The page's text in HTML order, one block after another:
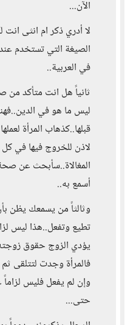
الآن...
لا أدري ذكر ام انثى
الصيغة التي تستخدم
في العربية..
ثانياً هل انت متأكد
ليس ما هو في
قبلها..كذهاب المرأة
لاذن للخروج فيها في
المغالاة..سأبحث عن
أسمع به..
وثالثاً من يسمعك يظن
تطيع وتفعل..هذا ليس
يؤدي الزوج حقوق
فالمرأة وجدت لتتلقى
وإن لم يفعل فليس
حتى...